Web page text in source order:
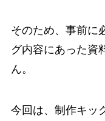
そのため、事前に
グ内容にあった資
ん。
今回は、制作キッ